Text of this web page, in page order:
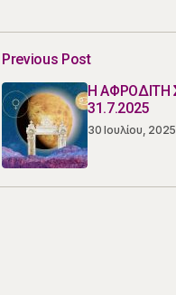
Previous Post
Η ΑΦΡΟΔΙΤΗ
31.7.2025
30 Ιουλίου, 2025